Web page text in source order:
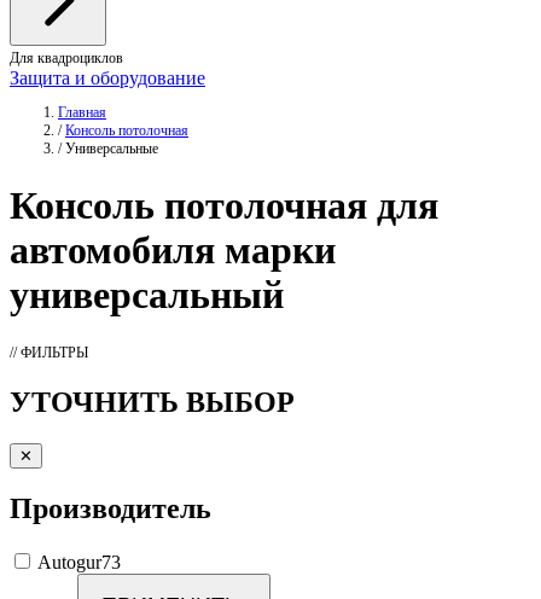
Для квадроциклов
Защита и оборудование
Главная
/ Консоль потолочная
/ Универсальные
Консоль потолочная для
автомобиля марки
универсальный
// ФИЛЬТРЫ
УТОЧНИТЬ ВЫБОР
✕
Производитель
Autogur73